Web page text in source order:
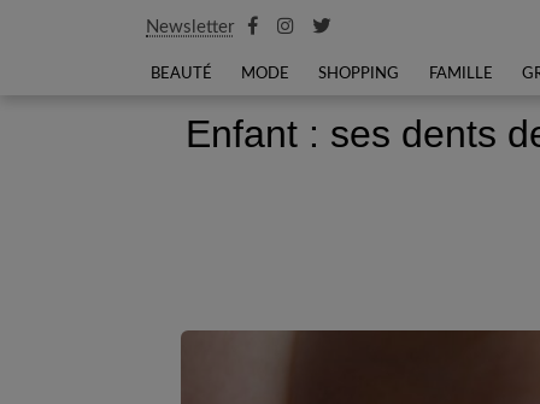
Newsletter
BEAUTÉ MODE SHOPPING FAMILLE
Enfant : ses dents